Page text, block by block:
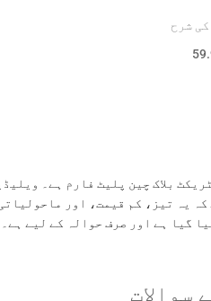
شرح
بلاک چین پلیٹ فارم ہے۔
سوالات